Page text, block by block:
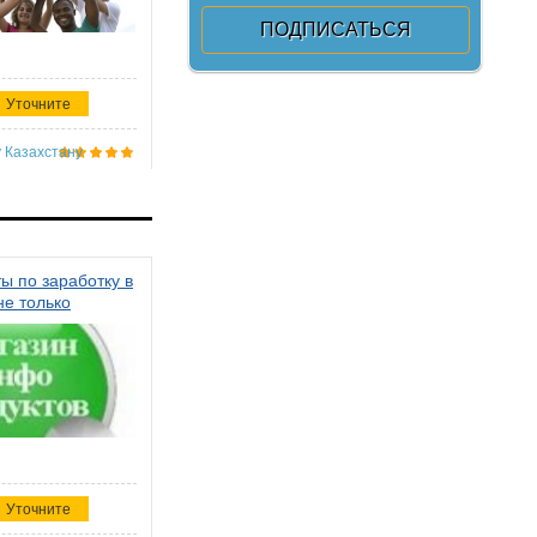
Уточните
Казахстану
по заработку в
только
Уточните